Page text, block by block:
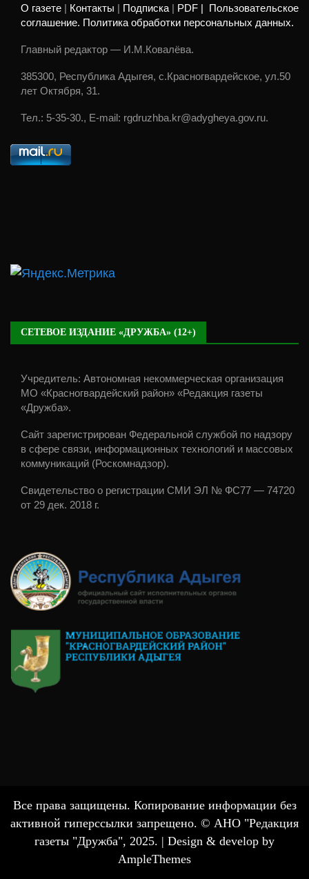
О газете Контакты Подписка| PDF |
Пользовательское
соглашение. Политика обработки персональных данных.
Главный редактор — И.М.Ковалёва.
385300, Республика Адыгея, с.Красногвардейское, ул.50
лет Октября, 31.
Тел.: 5-35-30., E-mail: rgdruzhba.kr@adygheya.gov.ru.
СЕТЕВОЕ ИЗДАНИЕ «ДРУЖБА» (12+)
Учредитель: Автономная некоммерческая организация
МО «Красногвардейский район» «Редакция газеты
«Дружба».
Сайт зарегистрирован Федеральной службой по надзору
в сфере связи, информационных технологий и массовых
коммуникаций (Роскомнадзор).
Свидетельство о регистрации СМИ ЭЛ № ФС77 — 74720
от 29 дек. 2018 г.
Все права защищены. Копирование информации без
активной гиперссылки запрещено. © АНО "Редакция
газеты "Дружба", 2025. | Design & develop by
AmpleThemes